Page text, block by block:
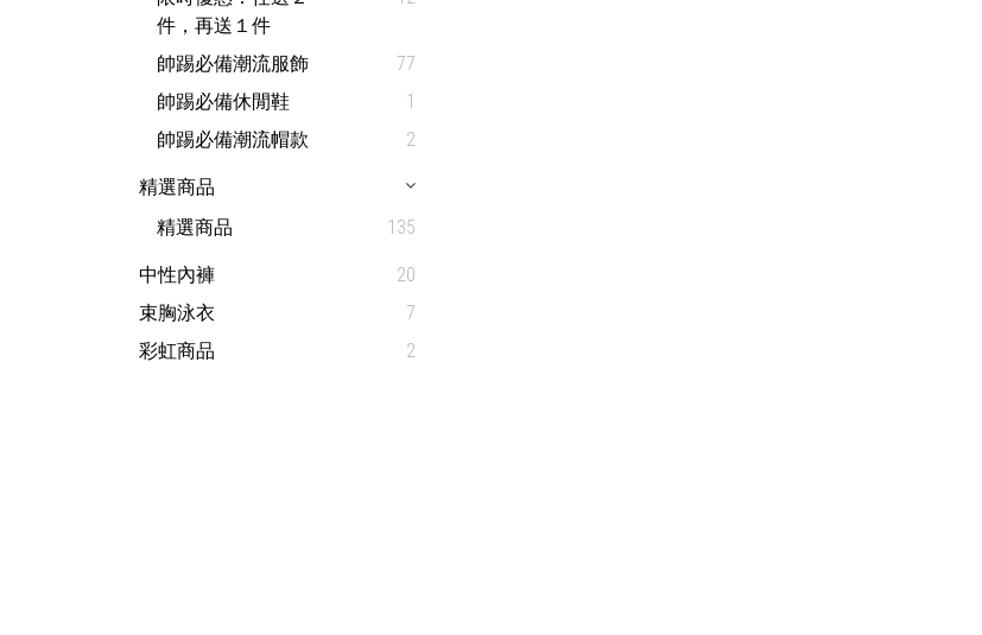
件，再送１件
帥踢必備潮流服飾
77
帥踢必備休閒鞋
1
帥踢必備潮流帽款
2
精選商品
精選商品
135
中性內褲
20
束胸泳衣
7
彩虹商品
2